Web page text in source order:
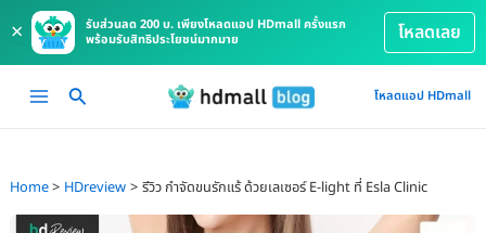
×
รับส่วนลด 200 บ. เพียงโหลดแอป HDmall ครั้งแรก
พร้อมรับสิทธิประโยชน์มากมาย
โหลดเลย
Main
โหลดแอป HDmall
Home HDreview รีวิว กำจัดขนรักแร้ ด้วยเลเซอร์ E-light ที่ Esla Clinic